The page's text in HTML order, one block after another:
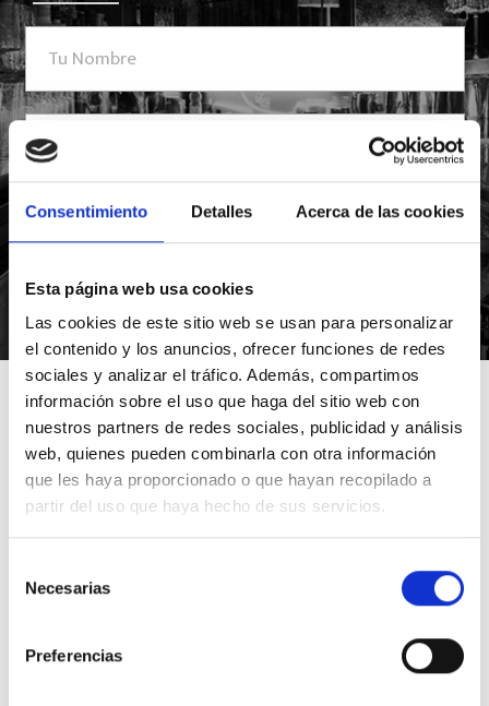
Consentimiento Detalles Acerca de las cookies
Esta página web usa cookies
Las cookies de este sitio web se usan para personalizar
el contenido y los anuncios, ofrecer funciones de redes
sociales y analizar el tráfico. Además, compartimos
información sobre el uso que haga del sitio web con
nuestros partners de redes sociales, publicidad y análisis
web, quienes pueden combinarla con otra información
que les haya proporcionado o que hayan recopilado a
partir del uso que haya hecho de sus servicios.
Necesarias
Preferencias
*Suscribiéndote aceptas nuestra política de privacidad